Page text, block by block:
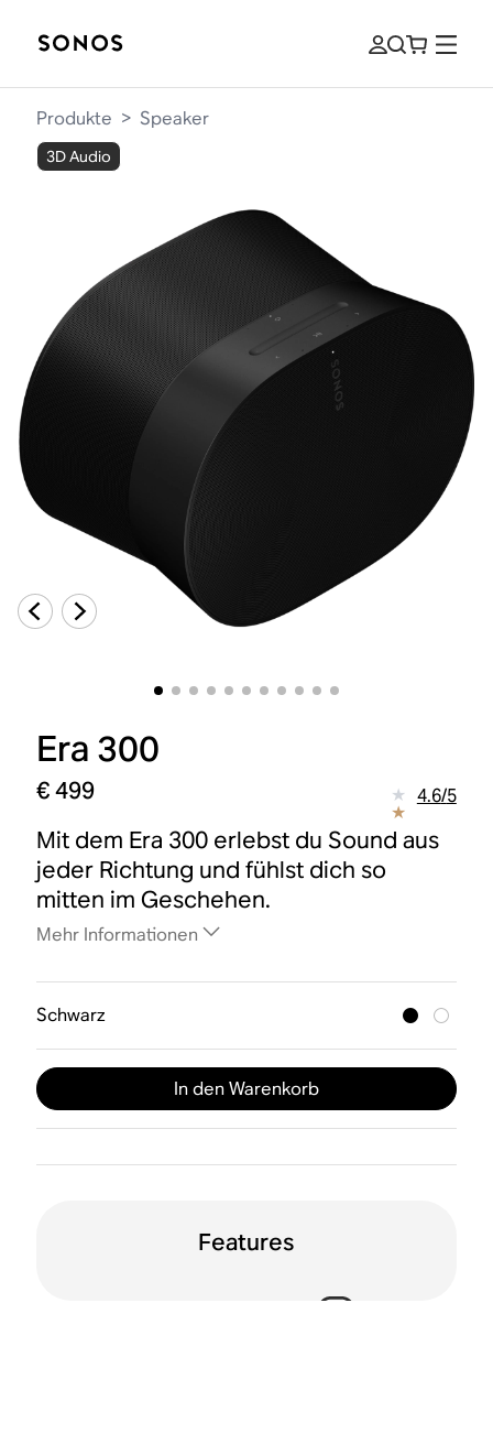
Produkte > Speaker
3D Audio
Era 300
€ 499 4.6/5
Mit dem Era 300 erlebst du Sound aus
jeder Richtung und fühlst dich so
mitten im Geschehen.
Mehr Informationen
Schwarz
In den Warenkorb
Features